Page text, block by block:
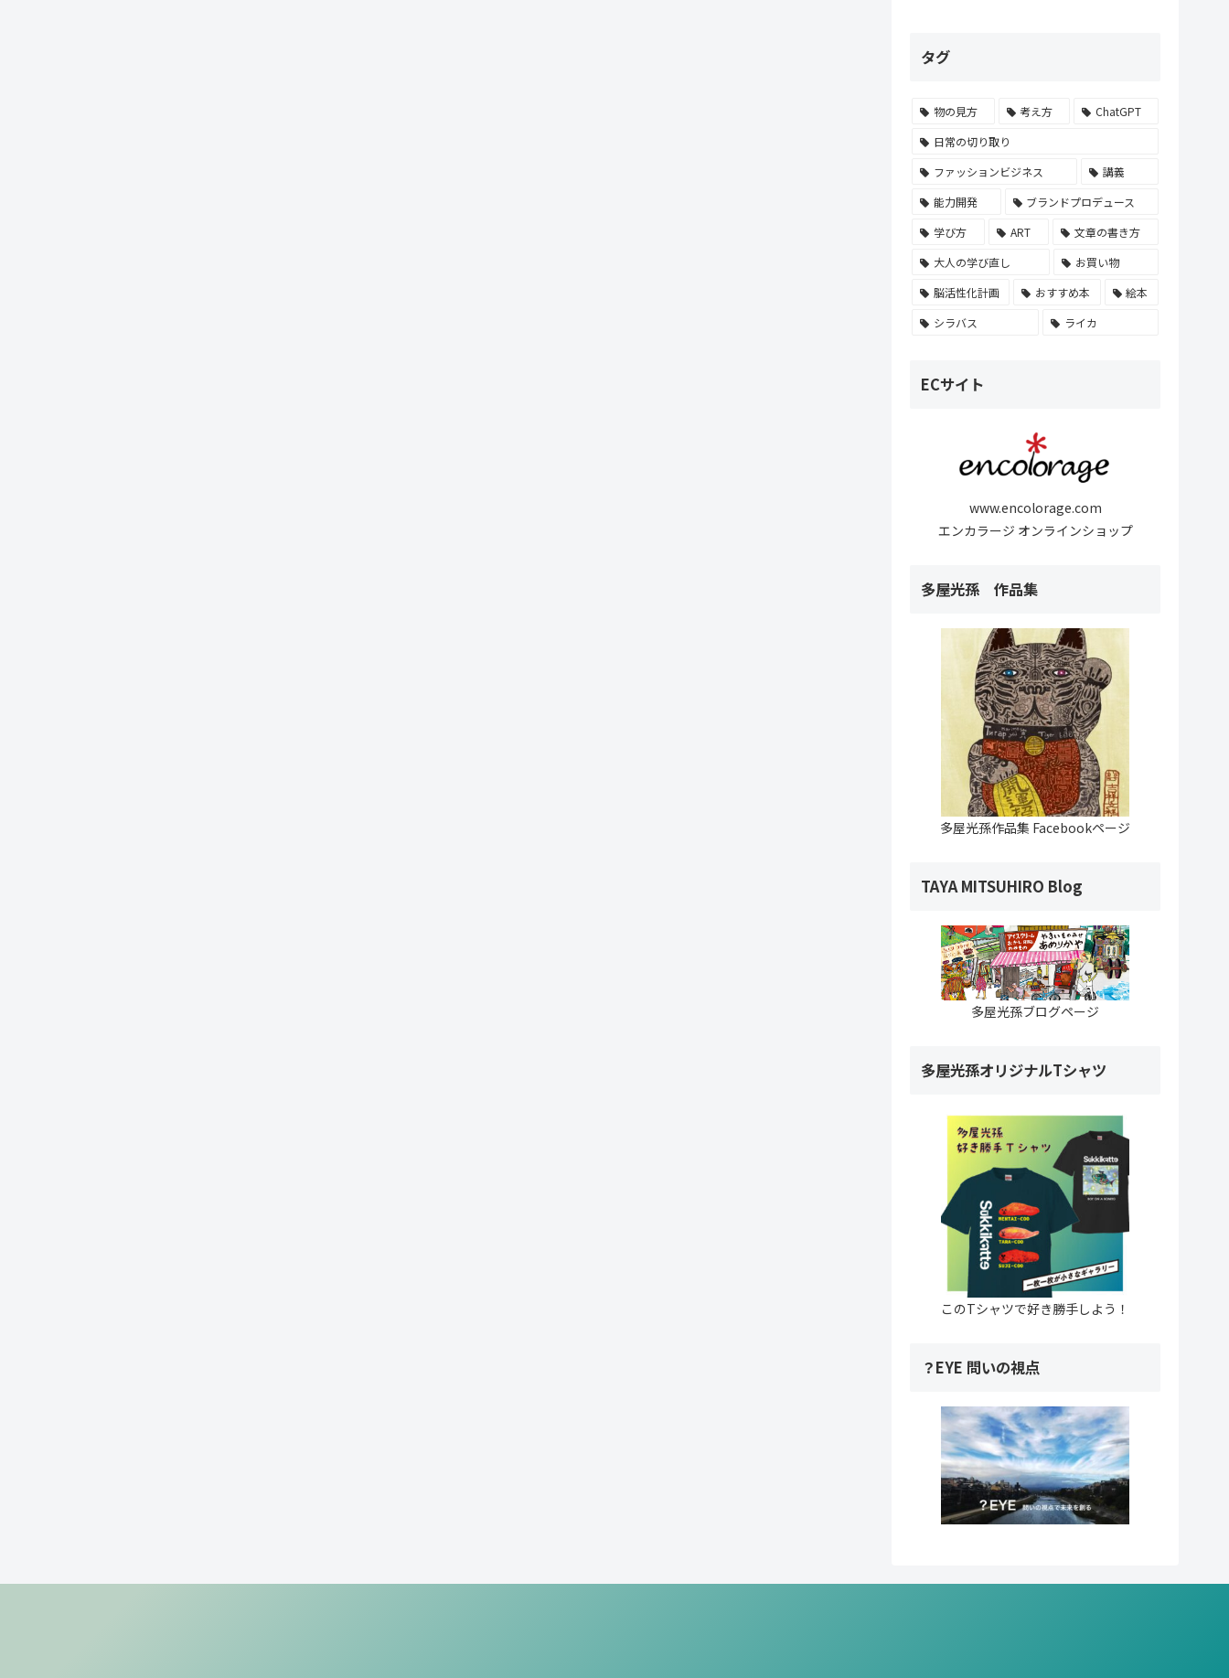
タグ
物の見方 考え方
ChatGPT
日常の切り取り
ファッションビジネス
講義
能力開発
ブランドプロデュース
学び方
ART
文章の書き方
大人の学び直し
お買い物
脳活性化計画
おすすめ本
絵本
シラバス
ライカ
ECサイト
www.encolorage.com
エンカラージ オンラインショップ
多屋光孫 作品集
多屋光孫作品集 Facebookページ
TAYA MITSUHIRO Blog
多屋光孫ブログページ
多屋光孫オリジナルTシャツ
このTシャツで好き勝手しよう！
？EYE 問いの視点